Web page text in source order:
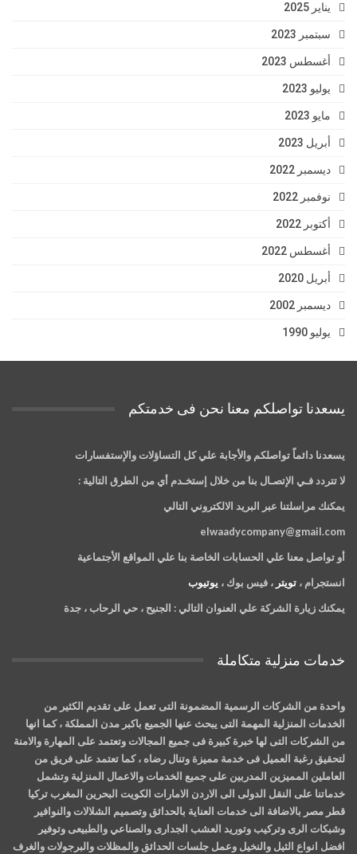
يناير 2025
سبتمبر 2023
أغسطس 2023
يوليو 2023
مايو 2023
أبريل 2023
ديسمبر 2022
نوفمبر 2022
أكتوبر 2022
أغسطس 2022
أبريل 2020
ديسمبر 2002
يوليو 1990
يسعدنا تواصلكم معنا نحن فى خدمتكم
يسعدنا دائماً تواصلكم والأجابة علي كل التساؤلات والإستفسارات
لا تتردد فـي الإتصـال بنا من خلال إستخـدم أي من الطرق التالية :
يمكنك مراسلتنا عبر البريد الالكتروني التالي
elwaadycompany@gmail.com
أو تواصل معنا علي الحسابات الخاصة بنا علي المواقع الأجتماعية
انستجرام ، تويتر ، فيس بوك ، يوتيوب
يمكنك زيارة الشركة علي العنوان التالي : الجنيح ، حي الرحاب ، جدة
خدمات منزلية متكاملة
واحدة من الشركات الرسمية المضمونة التى تعمل على تقديم الكثير من
الخدمات المنزلية المهمة التى يبحث عنها الجميع باكبر مدن المملكة ، كما انها
من الشركات التى لها خبرة كبيرة فى جميع المجالات وتعتمد على المهارة والامنة
لتحقيق رغبة العميل فى خدمة مميزة وتنال رضاه ، كما تعتمد على فريق من
العاملين المميزين المدربين على جميع الخدمات والاعمال المنزلية وتشمل
خدماتنا على النقل الدولى الى الاردن الامارات الكويت البحرين المغرب تركيا
قطر مصر بالاضافة الى خدمات العناية بالحدائق وتصميم الشلالات والنوافير
وشبكات الرى وتركيب وتوريد العشب الجدارى والصناعي والطبيعى وتوفير
افضل انواع الثيل والنخيل وعمل جلسات الحدائق والمظلات والبرجولات والغرف